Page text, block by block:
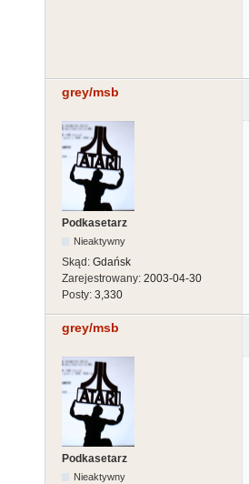
grey/msb
Podkasetarz
Nieaktywny
Skąd: Gdańsk
Zarejestrowany: 2003-04-30
Posty: 3,330
grey/msb
Podkasetarz
Nieaktywny